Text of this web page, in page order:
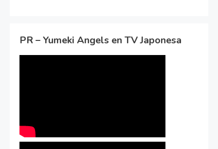
PR – Yumeki Angels en TV Japonesa